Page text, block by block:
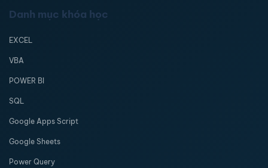
Danh mục khóa học
EXCEL
VBA
POWER BI
SQL
Google Apps Script
Google Sheets
Power Query